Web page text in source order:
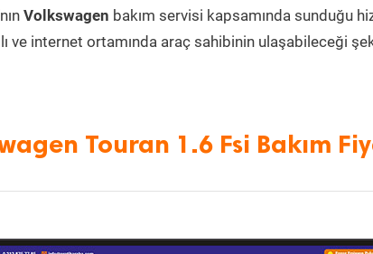
Volkswagen bakım servisi kapsamında sunduğu
ve internet ortamında araç sahibinin ulaşabileceği
Touran 1.6 Fsi Bakım